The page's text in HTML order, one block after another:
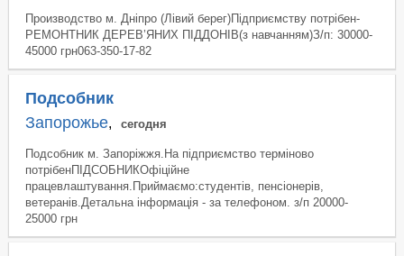
Производство м. Дніпро (Лівий берег)Підприємству потрібен-
РЕМОНТНИК ДЕРЕВ’ЯНИХ ПІДДОНІВ(з навчанням)З/п: 30000-
45000 грн063-350-17-82
Подсобник
Запорожье, сегодня
Подсобник м. Запоріжжя.На підприємство терміново
потрібенПІДСОБНИКОфіційне
працевлаштування.Приймаємо:студентів, пенсіонерів,
ветеранів.Детальна інформація - за телефоном. з/п 20000-
25000 грн